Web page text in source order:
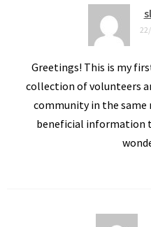
Greetings! This is my
collection of volunteers
community in the same
beneficial information